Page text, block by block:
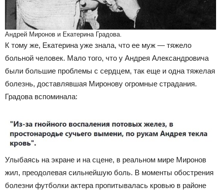
Андрей Миронов и Екатерина Градова.
К тому же, Екатерина уже знала, что ее муж — тяжело
больной человек. Мало того, что у Андрея Александровича
были большие проблемы с сердцем, так еще и одна тяжелая
болезнь, доставлявшая Миронову огромные страдания.
Градова вспоминала:
Улыбаясь на экране и на сцене, в реальном мире Миронов
жил, преодолевая сильнейшую боль. В моменты обострения
болезни футболки актера пропитывалась кровью в районе